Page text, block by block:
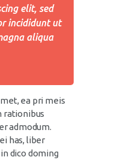
elit, sed
incididunt ut
aliqua
ea pri meis
rationibus
admodum.
has, liber
dico doming